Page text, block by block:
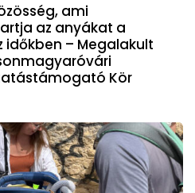
ami
az anyákat a
időkben – Megalakult
Kör